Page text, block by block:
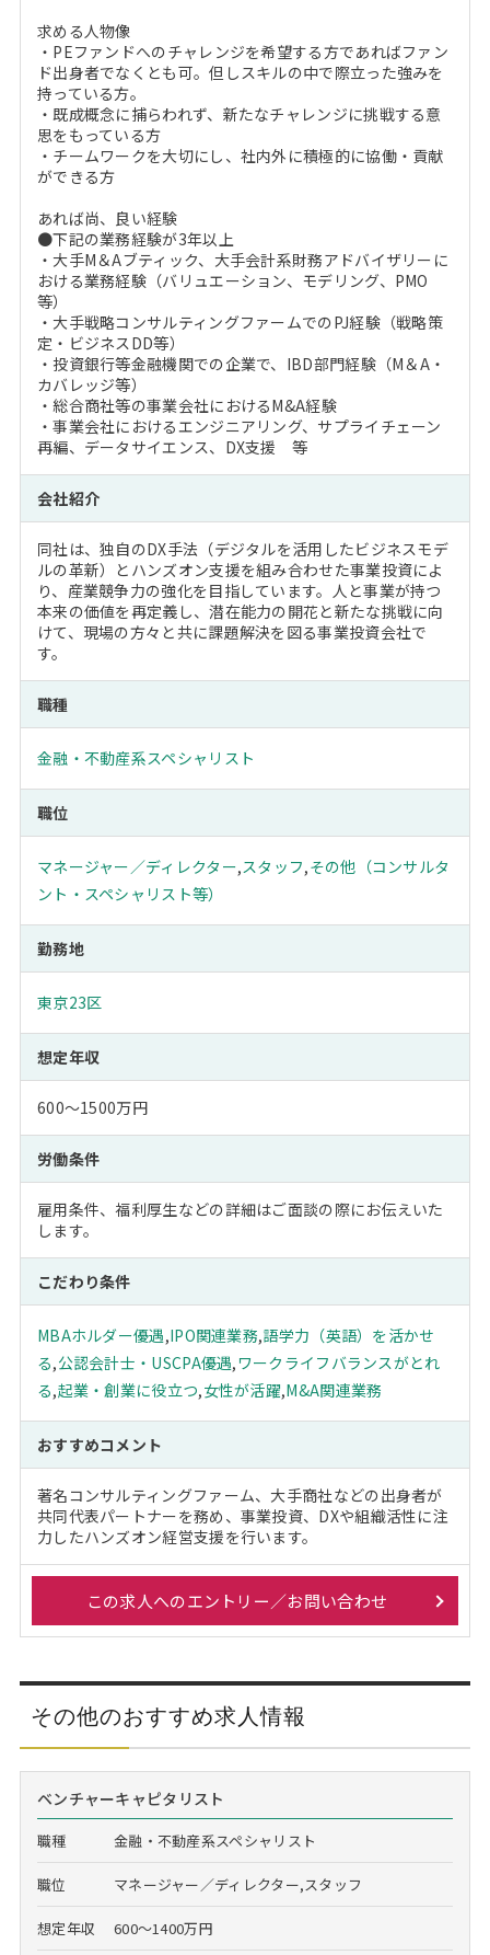
求める人物像
・PEファンドへのチャレンジを希望する方であればファン
ド出身者でなくとも可。但しスキルの中で際立った強みを
持っている方。
・既成概念に捕らわれず、新たなチャレンジに挑戦する意
思をもっている方
・チームワークを大切にし、社内外に積極的に協働・貢献
ができる方
あれば尚、良い経験
●下記の業務経験が3年以上
・大手M＆Aブティック、大手会計系財務アドバイザリーに
おける業務経験（バリュエーション、モデリング、PMO
等）
・大手戦略コンサルティングファームでのPJ経験（戦略策
定・ビジネスDD等）
・投資銀行等金融機関での企業で、IBD部門経験（M＆A・
カバレッジ等）
・総合商社等の事業会社におけるM&A経験
・事業会社におけるエンジニアリング、サプライチェーン
再編、データサイエンス、DX支援 等
会社紹介
同社は、独自のDX手法（デジタルを活用したビジネスモデ
ルの革新）とハンズオン支援を組み合わせた事業投資によ
り、産業競争力の強化を目指しています。人と事業が持つ
本来の価値を再定義し、潜在能力の開花と新たな挑戦に向
けて、現場の方々と共に課題解決を図る事業投資会社で
す。
職種
金融・不動産系スペシャリスト
職位
マネージャー／ディレクター,スタッフ,その他（コンサルタ
ント・スペシャリスト等）
勤務地
東京23区
想定年収
600～1500万円
労働条件
雇用条件、福利厚生などの詳細はご面談の際にお伝えいた
します。
こだわり条件
MBAホルダー優遇,IPO関連業務,語学力（英語）を活かせ
る,公認会計士・USCPA優遇, ワークライフバランスがとれ
る,起業・創業に役立つ,女性が活躍,M&A関連業務
おすすめコメント
著名コンサルティングファーム、大手商社などの出身者が
共同代表パートナーを務め、事業投資、DXや組織活性に注
力したハンズオン経営支援を行います。
この求人へのエントリー／お問い合わせ
その他のおすすめ求人情報
ベンチャーキャピタリスト
職種 金融・不動産系スペシャリスト
職位 マネージャー／ディレクター,スタッフ
想定年収 600～1400万円